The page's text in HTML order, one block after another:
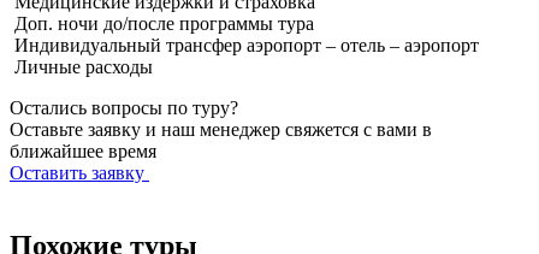
Доп. ночи до/после программы тура
Индивидуальный трансфер аэропорт – отель – аэропорт
Личные расходы
Остались вопросы по туру?
Оставьте заявку и наш менеджер свяжется с вами в
ближайшее время
Оставить заявку
Похожие туры